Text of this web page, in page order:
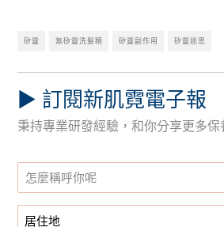
矽靈 無矽靈洗髮精 矽靈副作用 矽靈迷思
▶︎ 訂閱新肌霓電子報
秉持專業研發經驗，和你分享更多保
居住地